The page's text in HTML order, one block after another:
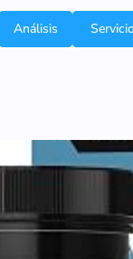
Análisis